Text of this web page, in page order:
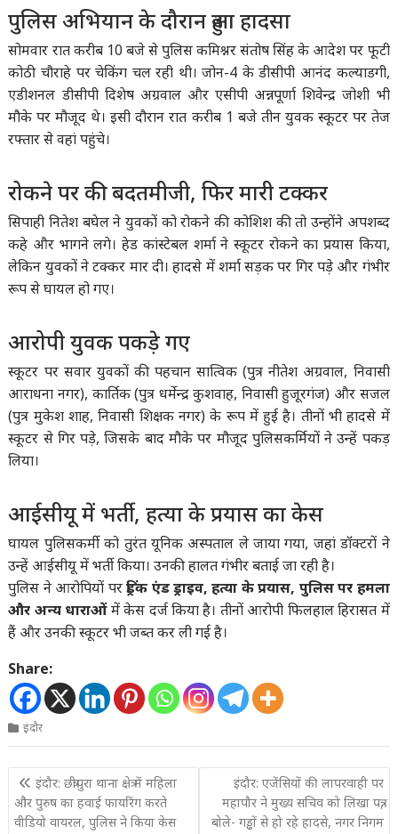
पुलिस अभियान के दौरान हुआ हादसा
सोमवार रात करीब 10 बजे से पुलिस कमिश्नर संतोष सिंह के आदेश पर फूटी
कोठी चौराहे पर चेकिंग चल रही थी। जोन-4 के डीसीपी आनंद कल्याडगी,
एडीशनल डीसीपी दिशेष अग्रवाल और एसीपी अन्नपूर्णा शिवेन्द्र जोशी भी
मौके पर मौजूद थे। इसी दौरान रात करीब 1 बजे तीन युवक स्कूटर पर तेज
रफ्तार से वहां पहुंचे।
रोकने पर की बदतमीजी, फिर मारी टक्कर
सिपाही नितेश बघेल ने युवकों को रोकने की कोशिश की तो उन्होंने अपशब्द
कहे और भागने लगे। हेड कांस्टेबल शर्मा ने स्कूटर रोकने का प्रयास किया,
लेकिन युवकों ने टक्कर मार दी। हादसे में शर्मा सड़क पर गिर पड़े और गंभीर
रूप से घायल हो गए।
आरोपी युवक पकड़े गए
स्कूटर पर सवार युवकों की पहचान सात्विक (पुत्र नीतेश अग्रवाल, निवासी
आराधना नगर), कार्तिक (पुत्र धर्मेन्द्र कुशवाह, निवासी हुजूरगंज) और सजल
(पुत्र मुकेश शाह, निवासी शिक्षक नगर) के रूप में हुई है। तीनों भी हादसे में
स्कूटर से गिर पड़े, जिसके बाद मौके पर मौजूद पुलिसकर्मियों ने उन्हें पकड़
लिया।
आईसीयू में भर्ती, हत्या के प्रयास का केस
घायल पुलिसकर्मी को तुरंत यूनिक अस्पताल ले जाया गया, जहां डॉक्टरों ने
उन्हें आईसीयू में भर्ती किया। उनकी हालत गंभीर बताई जा रही है।
पुलिस ने आरोपियों परड्रिंक एंड ड्राइव, हत्या के प्रयास, पुलिस पर हमला
और अन्य धाराओंमें केस दर्ज किया है। तीनों आरोपी फिलहाल हिरासत में
हैं और उनकी स्कूटर भी जब्त कर ली गई है।
Share:
इंदौर
Post
navigation
इंदौर: छत्रीपुरा थाना क्षेत्र में महिला
और पुरुष का हवाई फायरिंग करते
वीडियो वायरल, पुलिस ने किया केस
इंदौर: एजेंसियों की लापरवाही पर
महापौर ने मुख्य सचिव को लिखा पत्र,
बोले- गड्ढों से हो रहे हादसे, नगर निगम